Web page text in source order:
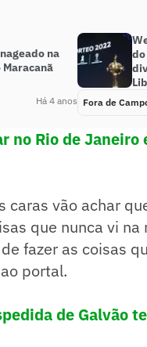
na
Maracanã
Há 4 anos Fora de
no Rio de Janeiro
caras vão achar
que nunca vi
fazer as coisas
portal.
de Galvão